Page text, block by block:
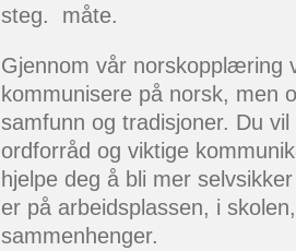
steg. måte.
Gjennom vår norskopplæring
kommunisere på norsk, men
samfunn og tradisjoner. Du
ordforråd og viktige
hjelpe deg å bli mer
er på arbeidsplassen, i
sammenhenger.